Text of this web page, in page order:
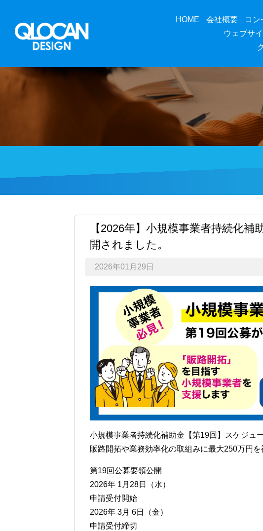
HOME 会社概要 コン
ウェブサ
【2026年】小規模事業者持続化
開されました。
2026年01月29日
小規模事業者持続化補助金【第19回】スケジュ
販路開拓や業務効率化の取組みに最大250万円を
第19回公募要領公開
2026年 1月28日（水）
申請受付開始
2026年 3月 6日（金）
申請受付締切